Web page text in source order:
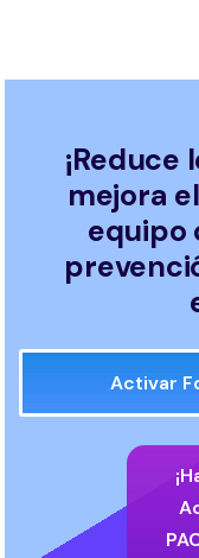
¡Reduce
mejora
equipo
Activar